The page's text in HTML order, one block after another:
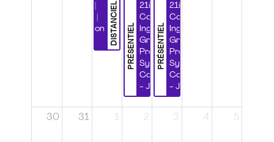
DISTANCIEL
Certification
PRÉSENTIEL
21ième
Congrès
Ingénierie
Grands
Projets et
Systèmes
Complexes
- Jour 1
PRÉSENTIEL
21ième
Congrès
Ingénierie
Grands
Projets et
Systèmes
Complexes
- Jour 2
30 31 1 2 3 4 5